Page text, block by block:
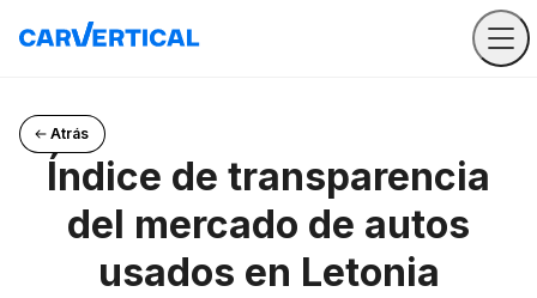
Atrás
Índice de transparencia
del mercado de autos
usados en Letonia